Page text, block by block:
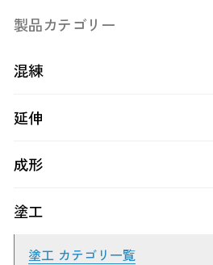
製品カテゴリー
混練
延伸
成形
塗工
塗工 カテゴリ一覧